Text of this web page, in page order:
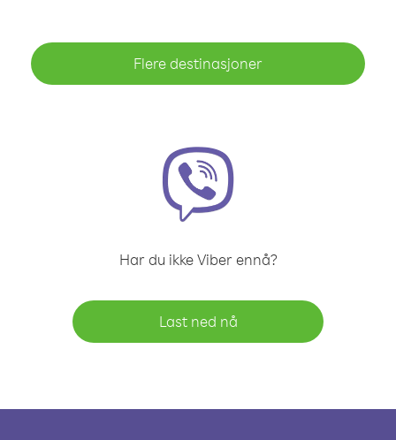
Flere destinasjoner
Har du ikke Viber ennå?
Last ned nå